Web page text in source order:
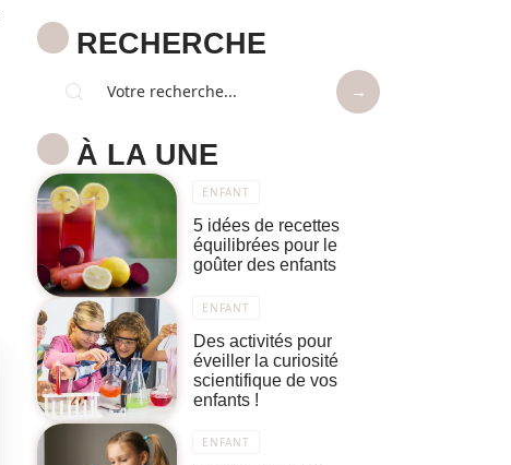
RECHERCHE
À LA UNE
ENFANT
5 idées de recettes
équilibrées pour le
goûter des enfants
ENFANT
Des activités pour
éveiller la curiosité
scientifique de vos
enfants !
ENFANT